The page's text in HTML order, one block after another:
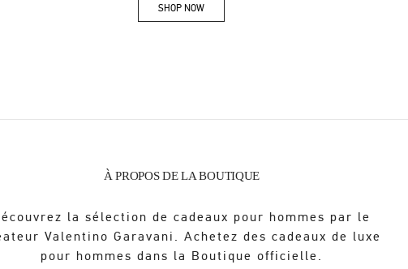
SHOP NOWLink Opens in New Tab
À PROPOS DE LA BOUTIQUE
la sélection de cadeaux pour hommes par le
Valentino Garavani. Achetez des cadeaux de luxe
pour hommes dans la Boutique officielle.